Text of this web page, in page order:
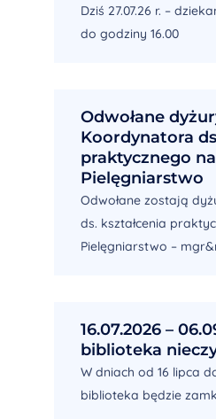
Dziś 27.07.26 r. –
do godziny 16.00
Odwołane
Koordynatora
praktycznego
Pielęgniarstwo
Odwołane zostają
ds. kształcenia
Pielęgniarstwo –
16.07.2026 –
biblioteka
W dniach od 16 lipca
biblioteka będzie